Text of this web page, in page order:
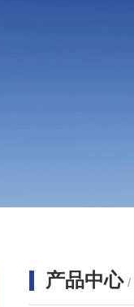
产品中心 /